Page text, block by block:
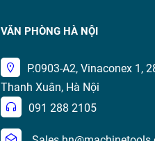
VĂN PHÒNG HÀ NỘI
P.0903-A2, Vinaconex 1,
Thanh Xuân, Hà Nội
091 288 2105